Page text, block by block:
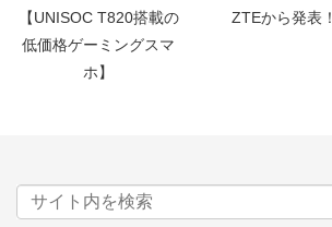
【UNISOC T820搭載の
低価格ゲーミングスマ
ホ】
ZTEから発表！